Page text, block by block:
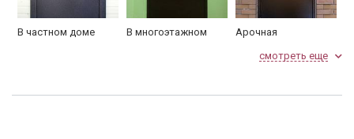
Замок основной:
В частном доме
В многоэтажном
Арочная
смотреть еще